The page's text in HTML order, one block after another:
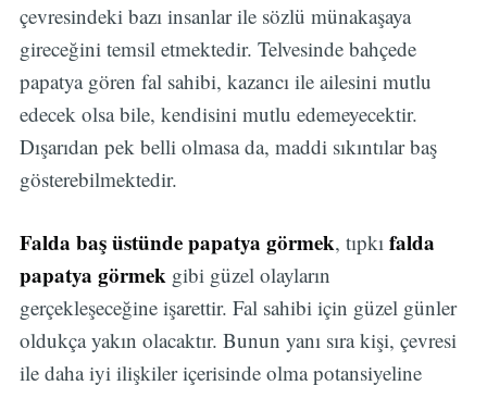
çevresindeki bazı insanlar ile sözlü münakaşaya
gireceğini temsil etmektedir. Telvesinde bahçede
papatya gören fal sahibi, kazancı ile ailesini mutlu
edecek olsa bile, kendisini mutlu edemeyecektir.
Dışarıdan pek belli olmasa da, maddi sıkıntılar baş
gösterebilmektedir.
Falda baş üstünde papatya görmek, tıpkı falda
papatya görmek gibi güzel olayların
gerçekleşeceğine işarettir. Fal sahibi için güzel günler
oldukça yakın olacaktır. Bunun yanı sıra kişi, çevresi
ile daha iyi ilişkiler içerisinde olma potansiyeline